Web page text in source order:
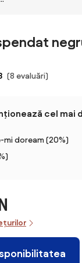
Aosom
(8 evaluări)
cel mai
mi doream (20%)